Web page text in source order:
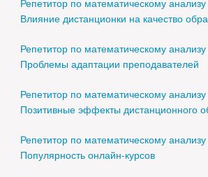
Репетитор по математическому
Влияние дистанционки на качество
Репетитор по математическому
Проблемы адаптации преподавателей
Репетитор по математическому
Позитивные эффекты дистанционного
Репетитор по математическому
Популярность онлайн-курсов